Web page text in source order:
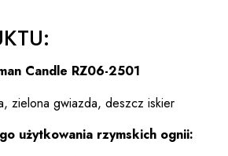
Candle RZ06-2501
zielona gwiazda, deszcz iskier
użytkowania rzymskich ognii: